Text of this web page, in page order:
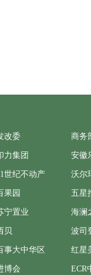
改委 商务
力集团 安徽
世纪不动产 沃尔
果园 五星
宁置业 海澜
贝 波司
事大中华区 红星
博会 ECR